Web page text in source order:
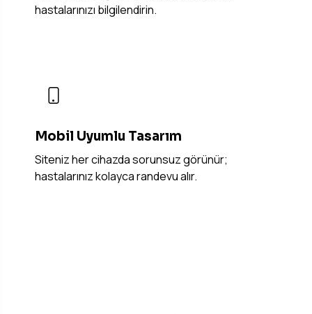
hastalarınızı bilgilendirin.
Mobil Uyumlu Tasarım
Siteniz her cihazda sorunsuz görünür;
hastalarınız kolayca randevu alır.